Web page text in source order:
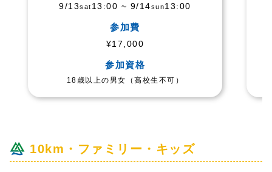
9/13sat 13:00 ~ 9/14sun13:00
参加費
¥17,000
参加資格
18歳以上の男女（高校生不可）
10km・ファミリー・キッズ